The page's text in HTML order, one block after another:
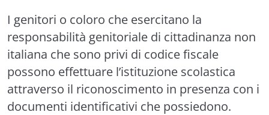
I genitori o coloro che esercitano la
responsabilità genitoriale di cittadinanza non
italiana che sono privi di codice fiscale
possono effettuare l’istituzione scolastica
attraverso il riconoscimento in presenza con i
documenti identificativi che possiedono.